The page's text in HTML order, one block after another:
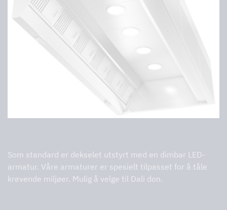
Som standard er dekselet utstyrt med en dimbar LED-
armatur. Våre armaturer er spesielt tilpasset for å tåle
krevende miljøer. Mulig å velge til Dali don.